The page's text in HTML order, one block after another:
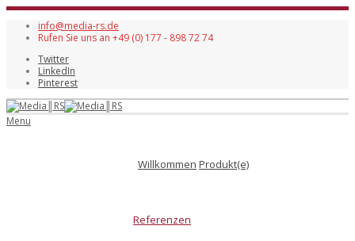
info@media-rs.de
Rufen Sie uns an +49 (0) 177 - 898 72 74
Twitter
LinkedIn
Pinterest
Menu
Willkommen Produkt(e)
Referenzen